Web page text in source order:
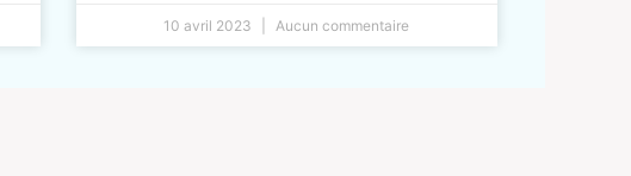
10 avril 2023 Aucun commentaire